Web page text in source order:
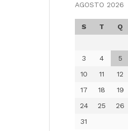
AGOSTO 2026
S T Q
3
4 5
10
11 12
17
18 19
24
25 26
31